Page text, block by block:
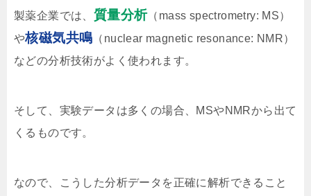
製薬企業では、 質量分析（mass spectrometry: MS）
や核磁気共鳴 （nuclear magnetic resonance: NMR）
などの分析技術がよく使われます。
そして、実験データは多くの場合、MSやNMRから出て
くるものです。
なので、こうした分析データを正確に解析できること